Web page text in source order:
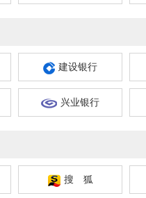
建设银行
兴业银行
搜 狐